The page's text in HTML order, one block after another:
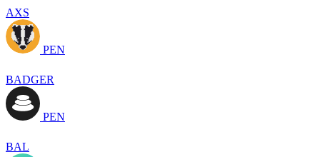
AXS
PEN
BADGER
PEN
BAL